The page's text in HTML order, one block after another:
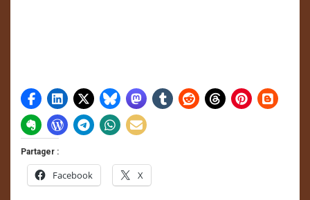
Partager :
Facebook X